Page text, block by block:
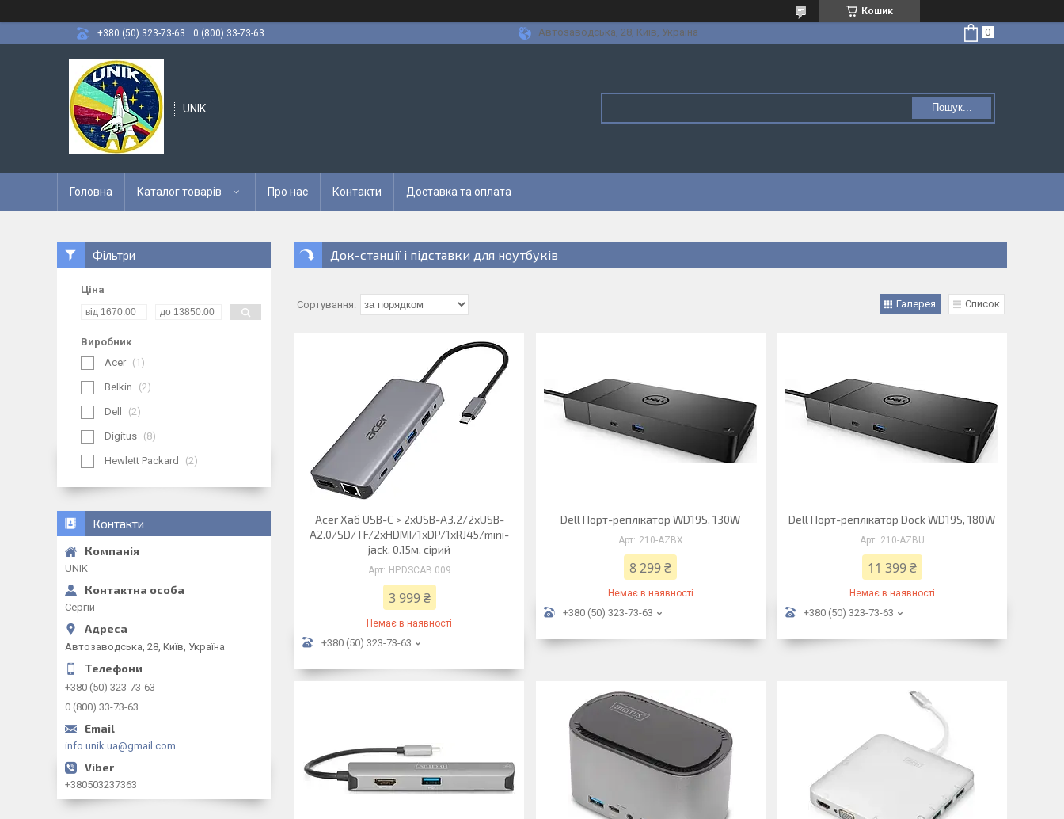
Кошик
+380 (50) 323-73-63
0 (800) 33-73-63 Автозаводська, 28, Київ, Україна
UNIK Пошук...
Головна Каталог товарів Про нас Контакти Доставка та оплата
Док-станції і підставки для ноутбуків
Галерея Список
Acer Хаб USB-С > 2xUSB-A3.2/2xUSB-
A2.0/SD/TF/2xHDMI/1xDP/1xRJ45/mini-
jack, 0.15м, сірий
HP.DSCAB.009
3 999 ₴
Немає в наявності
+380 (50) 323-73-63
Dell Порт-реплікатор WD19S, 130W
210-AZBX
8 299 ₴
Немає в наявності
+380 (50) 323-73-63
Dell Порт-реплікатор Dock WD19S, 180W
210-AZBU
11 399 ₴
Немає в наявності
+380 (50) 323-73-63
Фільтри
Ціна
Виробник
Acer
1
Belkin 2
Dell 2
Digitus 8
Hewlett Packard 2
Контакти
UNIK
Сергій
Автозаводська, 28, Київ, Україна
+380 (50) 323-73-63
0 (800) 33-73-63
info.unik.ua@gmail.com
+380503237363